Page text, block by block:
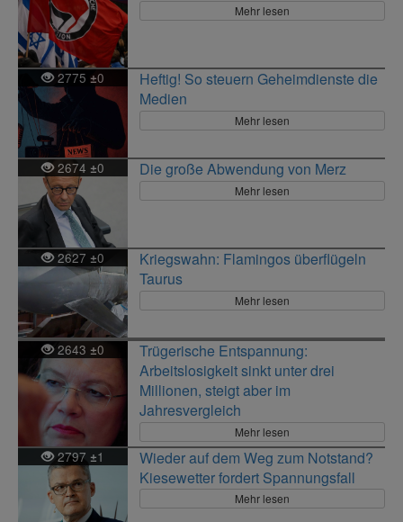
Mehr lesen
2775±0
Heftig! So steuern Geheimdienste die
Medien
Mehr lesen
2674 ±0 Die große Abwendung von Merz
Mehr lesen
2627 ±0
Kriegswahn: Flamingos überflügeln
Taurus
Mehr lesen
2643 ±0
Trügerische Entspannung:
Arbeitslosigkeit sinkt unter drei
Millionen, steigt aber im
Jahresvergleich
Mehr lesen
2797 ±1
Wieder auf dem Weg zum Notstand?
Kiesewetter fordert Spannungsfall
Mehr lesen